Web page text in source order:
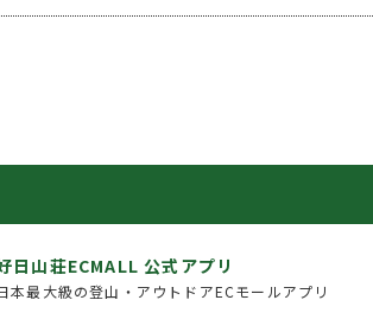
日山荘ECMALL 公式アプリ
本最大級の登山・アウトドアECモールアプリ